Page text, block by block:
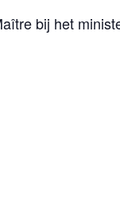
bij het